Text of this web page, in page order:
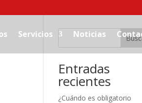
Servicios Noticias
Entradas
recientes
¿Cuándo es obligatorio